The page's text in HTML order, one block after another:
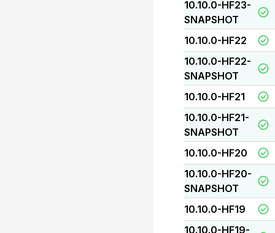
10.10.0-HF23-
SNAPSHOT
10.10.0-HF22
10.10.0-HF22-
SNAPSHOT
10.10.0-HF21
10.10.0-HF21-
SNAPSHOT
10.10.0-HF20
10.10.0-HF20-
SNAPSHOT
10.10.0-HF19
10.10.0-HF19-